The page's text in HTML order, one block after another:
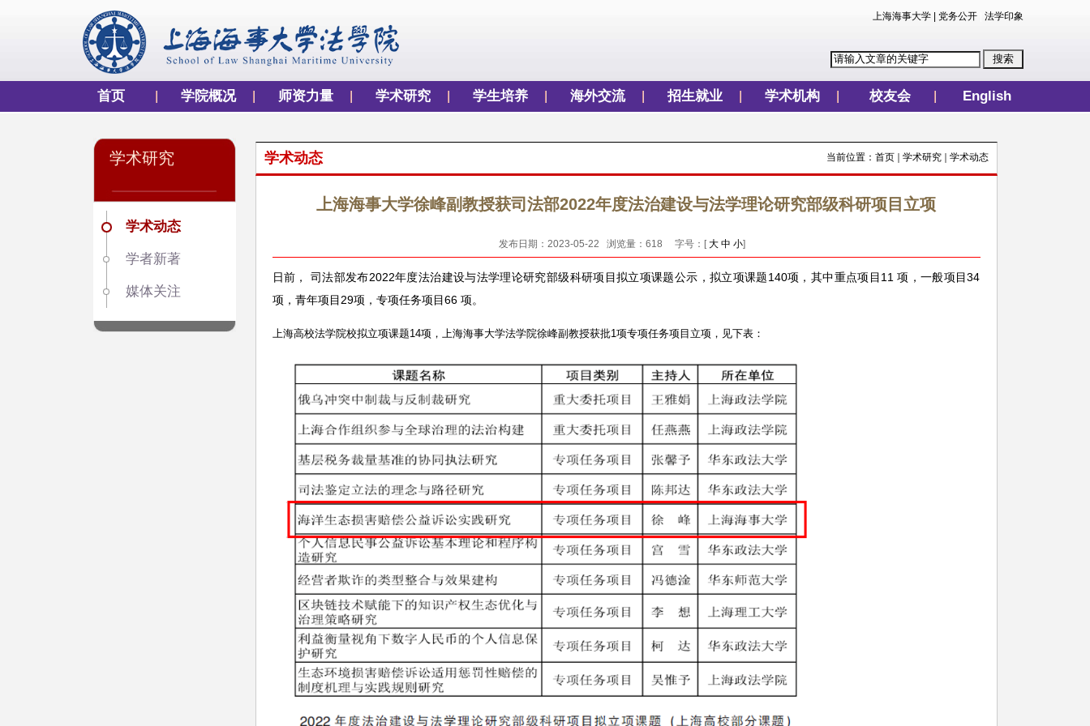
上海海事大学 党务公开 法学印象
首页 学院概况 师资力量 学术研究 学生培养 海外交流 招生就业 学术机构 校友会 English
学术研究
学术动态
学者新著
媒体关注
当前位置： 首页 学术研究 学术动态
学术动态
上海海事大学徐峰副教授获司法部2022年度法治建设与法学理论研究部级科研项目立项
发布日期：2023-05-22 浏览量： 618 字号：[大 中 小]
日前， 司法部发布2022年度法治建设与法学理论研究部级科研项目拟立项课题公示，拟立项课题140项，其中重点项目11 项，一般项目34
项，青年项目29项，专项任务项目66 项。
上海高校法学院校拟立项课题14项，上海海事大学法学院徐峰副教授获批1项专项任务项目立项，见下表：